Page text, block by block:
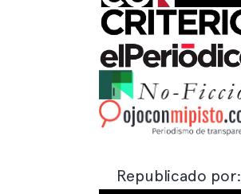
Republicado por: